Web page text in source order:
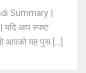
Summary |
आप स्पष्ट
आपको यह पुस [...]